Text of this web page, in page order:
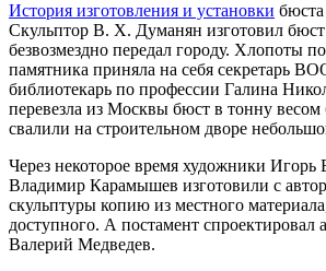
История изготовления и установки бюста
Скульптор В. Х. Думанян изготовил
безвозмездно передал городу. Хлопоты
памятника приняла на себя секретарь
библиотекарь по профессии Галина
перевезла из Москвы бюст в тонну весом
свалили на строительном дворе
Через некоторое время художники Игорь
Владимир Карамышев изготовили с
скульптуры копию из местного
доступного. А постамент спроектировал
Валерий Медведев.